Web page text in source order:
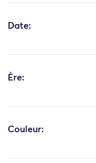
Date:
Ère:
Couleur: